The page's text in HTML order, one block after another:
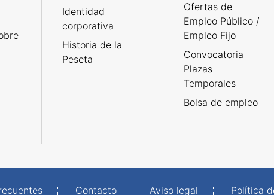
Identidad
corporativa
Historia de la
Peseta
Ofertas de
Empleo Público /
Empleo Fijo
Convocatoria
Plazas
Temporales
Bolsa de empleo
Contacto Aviso legal Política